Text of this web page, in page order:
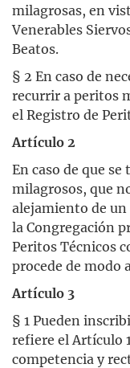
milagrosas, en
Venerables
Beatos.
§ 2 En caso de
recurrir a peritos
el Registro de
Artículo 2
En caso de que se
milagrosos, que
alejamiento de
la Congregación
Peritos Técnicos
procede de modo
Artículo 3
§ 1 Pueden
refiere el Artículo
competencia y